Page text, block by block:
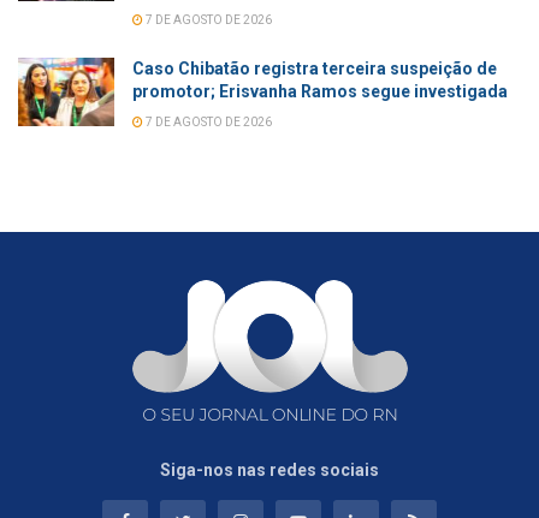
7 DE AGOSTO DE 2026
Caso Chibatão registra terceira suspeição de
promotor; Erisvanha Ramos segue investigada
7 DE AGOSTO DE 2026
Siga-nos nas redes sociais